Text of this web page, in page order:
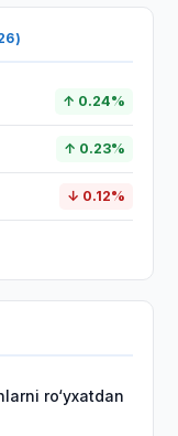
↑ 0.24%
↑ 0.23%
↓ 0.12%
ro‘yxatdan